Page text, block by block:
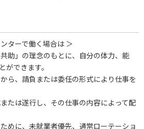
ターで働く場合は ＞
助」の理念のもとに、自分の体力、能
ができます。
ら、請負または委任の形式により仕事を
たは遂行し、その仕事の内容によって配
めに、未就業者優先、通常ローテーショ